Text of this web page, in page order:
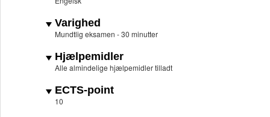
Varighed
Mundtlig eksamen - 30 minutter
Hjælpemidler
Alle almindelige hjælpemidler tilladt
ECTS-point
10